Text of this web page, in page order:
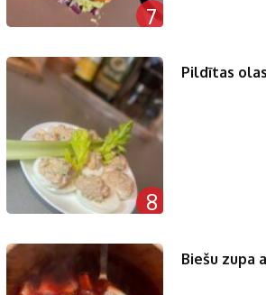
7
8
Pildītas
Biešu zupa